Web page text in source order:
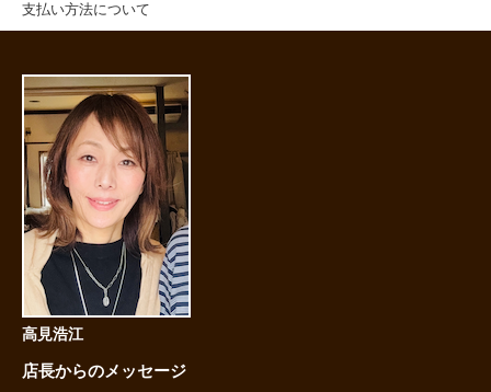
支払い方法について
高見浩江
店長からのメッセージ